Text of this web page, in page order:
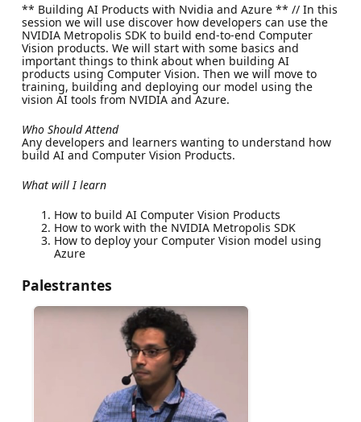
** Building AI Products with Nvidia and Azure ** // In this
session we will use discover how developers can use the
NVIDIA Metropolis SDK to build end-to-end Computer
Vision products. We will start with some basics and
important things to think about when building AI
products using Computer Vision. Then we will move to
training, building and deploying our model using the
vision AI tools from NVIDIA and Azure.
Who Should Attend
Any developers and learners wanting to understand how
build AI and Computer Vision Products.
What will I learn
How to build AI Computer Vision Products
How to work with the NVIDIA Metropolis SDK
How to deploy your Computer Vision model using
Azure
Palestrantes